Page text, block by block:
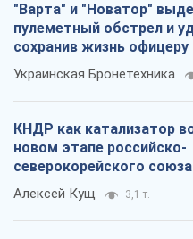
"Варта" и "Новатор"
пулеметный обстрел и
сохранив жизнь
Украинская Бронетехника
КНДР как катализатор
новом этапе российско-
северокорейского союза
Алексей Кущ 3,1 т.